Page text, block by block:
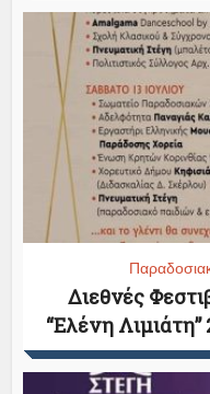
Διεθνές
“Ελένη Λιμιάτη”